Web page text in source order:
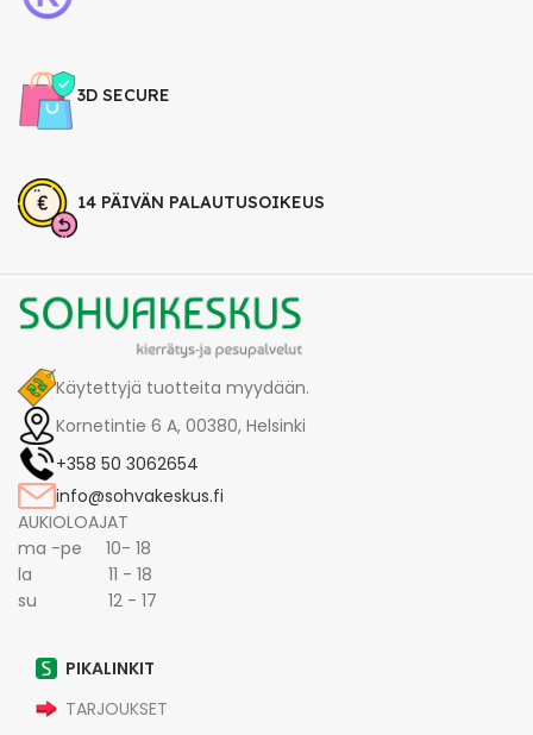
3D SECURE
14 PÄIVÄN PALAUTUSOIKEUS
Käytettyjä tuotteita myydään.
Kornetintie 6 A, 00380, Helsinki
+358 50 3062654
info@sohvakeskus.fi
AUKIOLOAJAT
ma -pe 10- 18
la 11 - 18
su 12 - 17
PIKALINKIT
TARJOUKSET